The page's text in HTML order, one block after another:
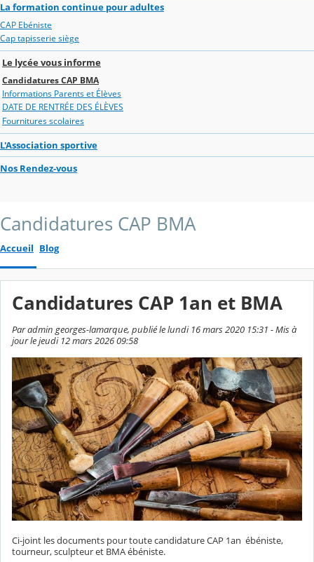
La formation continue pour adultes
CAP Ebéniste
Cap tapisserie siège
Le lycée vous informe
Candidatures CAP BMA
Informations Parents et Élèves
DATE DE RENTRÉE DES ÉLÈVES
Fournitures scolaires
L'Association sportive
Nos Rendez-vous
Candidatures CAP BMA
Accueil Blog
Candidatures CAP 1an et BMA
Par admin georges-lamarque, publié le lundi 16 mars 2020 15:31 - Mis à
jour le jeudi 12 mars 2026 09:58
Ci-joint les documents pour toute candidature CAP 1an ébéniste,
tourneur, sculpteur et BMA ébéniste.